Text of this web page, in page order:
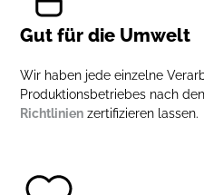
Gut für die Umwelt
Wir haben jede einzelne
Produktionsbetriebes nach
Richtlinien zertifizieren lassen.